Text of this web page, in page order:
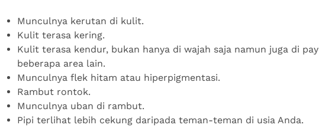
Munculnya kerutan di kulit.
Kulit terasa kering.
Kulit terasa kendur, bukan hanya di wajah saja namun juga di
beberapa area lain.
Munculnya flek hitam atau hiperpigmentasi.
Rambut rontok.
Munculnya uban di rambut.
Pipi terlihat lebih cekung daripada teman-teman di usia Anda.